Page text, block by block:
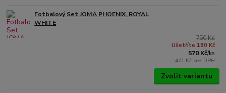
Fotbalový Set JOMA PHOENIX, ROYAL
WHITE
750 Kč
Ušetříte 180 Kč
570 Kč/ks
471 Kč bez DPH
Zvolit variantu